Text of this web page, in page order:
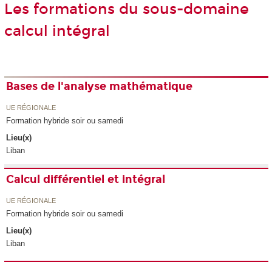
Les formations du sous-domaine
calcul intégral
Bases de l'analyse mathématique
UE RÉGIONALE
Formation hybride soir ou samedi
Lieu(x)
Liban
Calcul différentiel et intégral
UE RÉGIONALE
Formation hybride soir ou samedi
Lieu(x)
Liban